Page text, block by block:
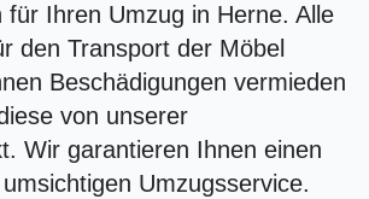
Ihren Umzug in Herne. Alle
den Transport der Möbel
Beschädigungen vermieden
von unserer
Wir garantieren Ihnen einen
Umzugsservice.